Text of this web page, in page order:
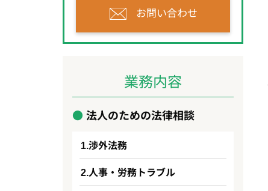
お問い合わせ
業務内容
法人のための法律相談
渉外法務
人事・労務トラブル